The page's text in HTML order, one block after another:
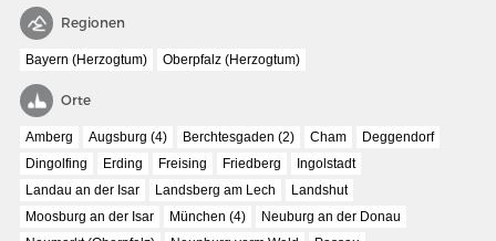
MERIANS DEUTSCHLAND 1642 - 1654
Interaktive Karte
Impressum
Regionen
Bayern (Herzogtum) Oberpfalz (Herzogtum)
Orte
Amberg Augsburg (4) Berchtesgaden (2) Cham
Deggendorf
Dingolfing
Erding Freising Friedberg
Ingolstadt
Landau an der Isar
Landsberg am Lech
Landshut
Moosburg an der Isar
München (4)
Neuburg an der Donau